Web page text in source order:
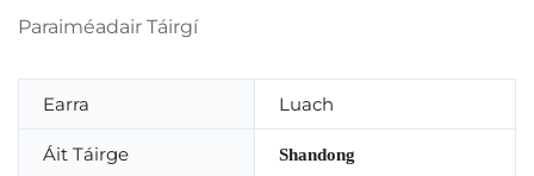
Paraiméadair Táirgí
Earra Luach
Áit Táirge Shandong